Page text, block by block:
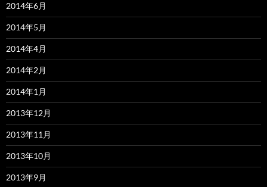
2014年6月
2014年5月
2014年4月
2014年2月
2014年1月
2013年12月
2013年11月
2013年10月
2013年9月